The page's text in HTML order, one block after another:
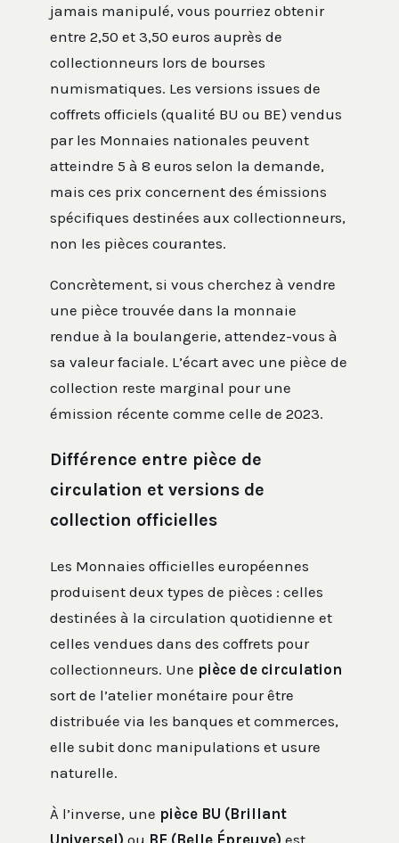
jamais manipulé, vous pourriez obtenir
entre 2,50 et 3,50 euros auprès de
collectionneurs lors de bourses
numismatiques. Les versions issues de
coffrets officiels (qualité BU ou BE) vendus
par les Monnaies nationales peuvent
atteindre 5 à 8 euros selon la demande,
mais ces prix concernent des émissions
spécifiques destinées aux collectionneurs,
non les pièces courantes.
Concrètement, si vous cherchez à vendre
une pièce trouvée dans la monnaie
rendue à la boulangerie, attendez-vous à
sa valeur faciale. L’écart avec une pièce de
collection reste marginal pour une
émission récente comme celle de 2023.
Différence entre pièce de
circulation et versions de
collection officielles
Les Monnaies officielles européennes
produisent deux types de pièces : celles
destinées à la circulation quotidienne et
celles vendues dans des coffrets pour
collectionneurs. Une pièce de circulation
sort de l’atelier monétaire pour être
distribuée via les banques et commerces,
elle subit donc manipulations et usure
naturelle.
À l’inverse, une pièce BU (Brillant